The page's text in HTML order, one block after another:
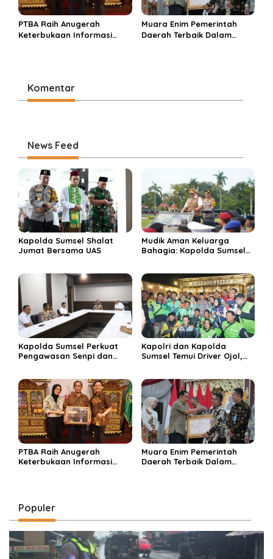
PTBA Raih Anugerah
Keterbukaan Informasi
Muara Enim Pemerintah
Daerah Terbaik Dalam
Komentar
News Feed
Kapolda Sumsel Shalat
Jumat Bersama UAS
Mudik Aman Keluarga
Bahagia: Kapolda Sumsel
Kapolda Sumsel Perkuat
Pengawasan Senpi dan
Kapolri dan Kapolda
Sumsel Temui Driver Ojol,
PTBA Raih Anugerah
Keterbukaan Informasi
Muara Enim Pemerintah
Daerah Terbaik Dalam
Populer